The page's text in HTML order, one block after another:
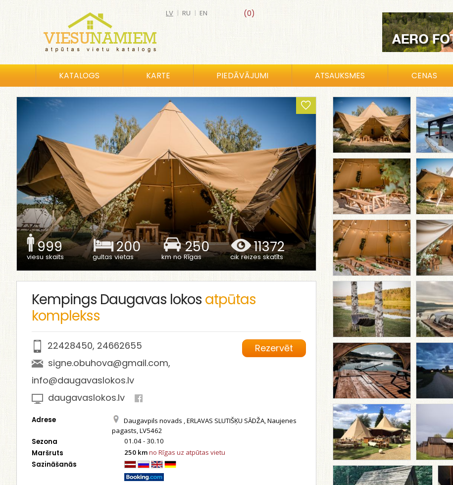
(0)
LV | RU | EN
KATALOGS KARTE PIEDĀVĀJUMI ATSAUKSMES CENAS
999
viesu skaits
200
gultas vietas
250
km no Rīgas
11372
cik reizes skatīts
Kempings Daugavas lokos atpūtas
komplekss
Rezervēt
22428450, 24662655
signe.obuhova@gmail.com,
info@daugavaslokos.lv
daugavaslokos.lv
Adrese
Daugavpils novads , ERLAVAS SLUTIŠĶU SĀDŽA, Naujenes
pagasts, LV5462
Sezona 01.04 - 30.10
Maršruts 250 kmno Rīgas uz atpūtas vietu
Sazināšanās